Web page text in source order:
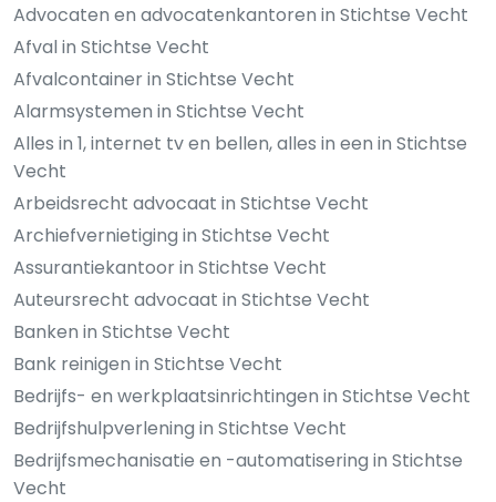
Advocaten en advocatenkantoren in Stichtse Vecht
Afval in Stichtse Vecht
Afvalcontainer in Stichtse Vecht
Alarmsystemen in Stichtse Vecht
Alles in 1, internet tv en bellen, alles in een in Stichtse
Vecht
Arbeidsrecht advocaat in Stichtse Vecht
Archiefvernietiging in Stichtse Vecht
Assurantiekantoor in Stichtse Vecht
Auteursrecht advocaat in Stichtse Vecht
Banken in Stichtse Vecht
Bank reinigen in Stichtse Vecht
Bedrijfs- en werkplaatsinrichtingen in Stichtse Vecht
Bedrijfshulpverlening in Stichtse Vecht
Bedrijfsmechanisatie en -automatisering in Stichtse
Vecht